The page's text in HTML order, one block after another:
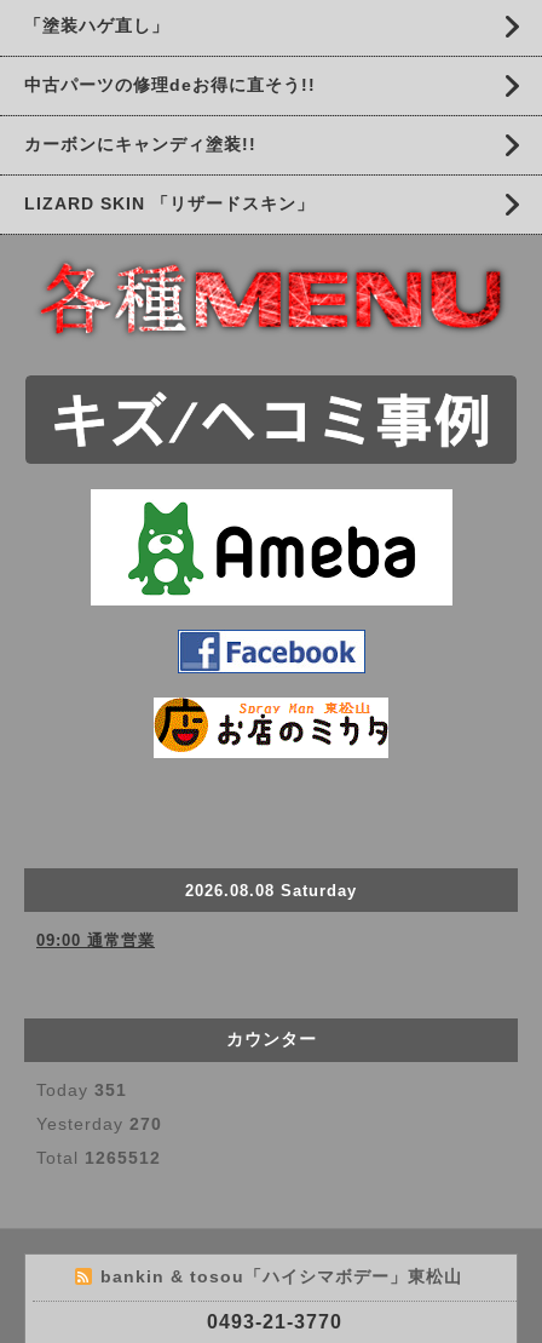
「塗装ハゲ直し」
中古パーツの修理deお得に直そう!!
カーボンにキャンディ塗装!!
LIZARD SKIN 「リザードスキン」
2026.08.08 Saturday
09:00 通常営業
カウンター
Today 351
Yesterday 270
Total 1265512
bankin & tosou「ハイシマボデー」東松山
0493-21-3770